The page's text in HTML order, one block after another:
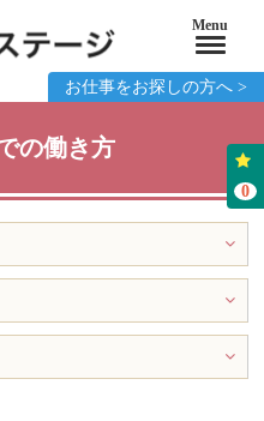
お仕事をお探しの方へ >
0
の働き方
Menu